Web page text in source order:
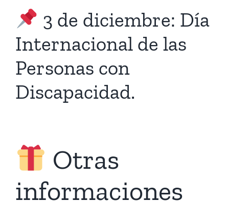
3 de diciembre: Día
Internacional de las
Personas con
Discapacidad.
Otras
informaciones